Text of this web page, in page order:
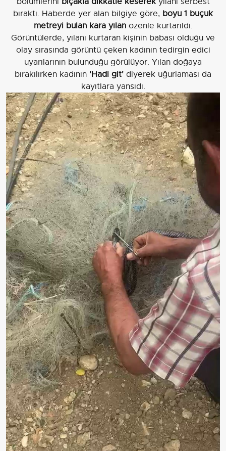
bıraktı. Haberde yer alan bilgiye göre, boyu 1 buçuk
metreyi bulan kara yılanözenle kurtarıldı.
Görüntülerde, yılanı kurtaran kişinin babası olduğu ve
olay sırasında görüntü çeken kadının tedirgin edici
uyarılarının bulunduğu görülüyor. Yılan doğaya
bırakılırken kadının 'Hadi git' diyerek uğurlaması da
kayıtlara yansıdı.